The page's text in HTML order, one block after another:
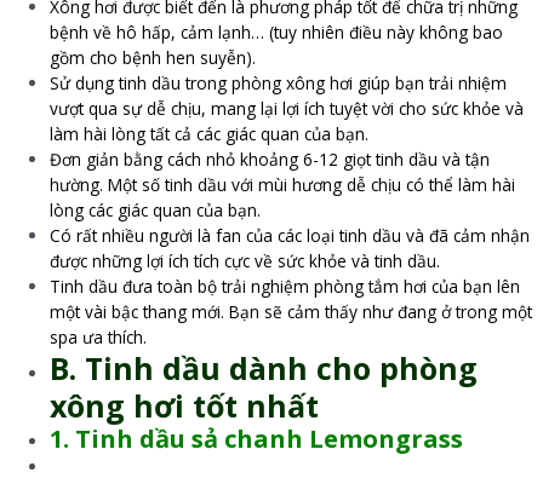
Xông hơi được biết đến là phương pháp tốt để chữa trị những
bệnh về hô hấp, cảm lạnh… (tuy nhiên điều này không bao
gồm cho bệnh hen suyễn).
Sử dụng tinh dầu trong phòng xông hơi giúp bạn trải nhiệm
vượt qua sự dễ chịu, mang lại lợi ích tuyệt vời cho sức khỏe và
làm hài lòng tất cả các giác quan của bạn.
Đơn giản bằng cách nhỏ khoảng 6-12 giọt tinh dầu và tận
hường. Một số tinh dầu với mùi hương dễ chịu có thể làm hài
lòng các giác quan của bạn.
Có rất nhiều người là fan của các loại tinh dầu và đã cảm nhận
được những lợi ích tích cực về sức khỏe và tinh dầu.
Tinh dầu đưa toàn bộ trải nghiệm phòng tắm hơi của bạn lên
một vài bậc thang mới. Bạn sẽ cảm thấy như đang ở trong một
spa ưa thích.
B. Tinh dầu dành cho phòng
xông hơi tốt nhất
1. Tinh dầu sả chanh Lemongrass